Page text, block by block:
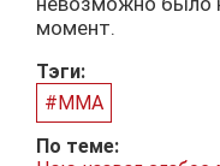
момент.
Тэги:
#MMA
По теме: